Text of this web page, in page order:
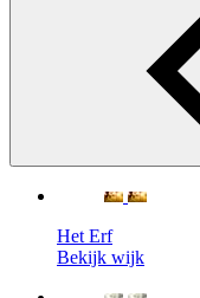
Het Erf
Bekijk wijk